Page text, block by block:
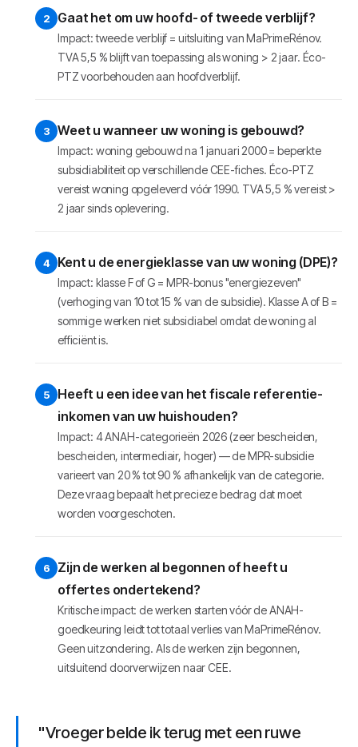
Gaat het om uw hoofd- of tweede verblijf?
Impact: tweede verblijf = uitsluiting van MaPrimeRénov.
TVA 5,5 % blijft van toepassing als woning > 2 jaar. Éco-
PTZ voorbehouden aan hoofdverblijf.
Weet u wanneer uw woning is gebouwd?
Impact: woning gebouwd na 1 januari 2000 = beperkte
subsidiabiliteit op verschillende CEE-fiches. Éco-PTZ
vereist woning opgeleverd vóór 1990. TVA 5,5 % vereist >
2 jaar sinds oplevering.
Kent u de energieklasse van uw woning (DPE)?
Impact: klasse F of G = MPR-bonus "energiezeven"
(verhoging van 10 tot 15 % van de subsidie). Klasse A of B =
sommige werken niet subsidiabel omdat de woning al
efficiënt is.
Heeft u een idee van het fiscale referentie-
inkomen van uw huishouden?
Impact: 4 ANAH-categorieën 2026 (zeer bescheiden,
bescheiden, intermediair, hoger) — de MPR-subsidie
varieert van 20 % tot 90 % afhankelijk van de categorie.
Deze vraag bepaalt het precieze bedrag dat moet
worden voorgeschoten.
Zijn de werken al begonnen of heeft u
offertes ondertekend?
Kritische impact: de werken starten vóór de ANAH-
goedkeuring leidt tot totaal verlies van MaPrimeRénov.
Geen uitzondering. Als de werken zijn begonnen,
uitsluitend doorverwijzen naar CEE.
"Vroeger belde ik terug met een ruwe